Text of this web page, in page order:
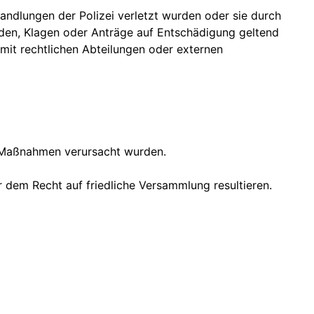
der Polizei verletzt wurden oder sie durch
Klagen oder Anträge auf Entschädigung geltend
rechtlichen Abteilungen oder externen
verursacht wurden.
Recht auf friedliche Versammlung resultieren.